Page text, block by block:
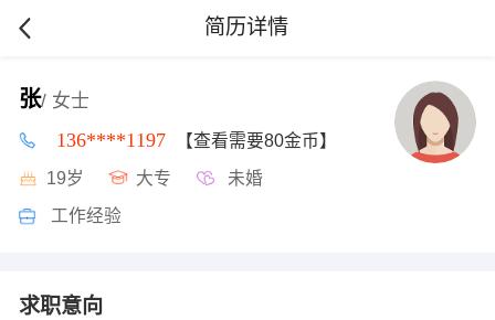
简历详情
张/ 女士
136****1197 【查看需要80金币】
19岁 大专 未婚
工作经验
求职意向